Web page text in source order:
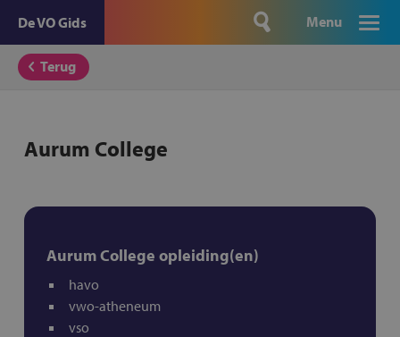
De VO Gids Menu
Terug
Aurum College
Aurum College opleiding(en)
havo
vwo-atheneum
vso